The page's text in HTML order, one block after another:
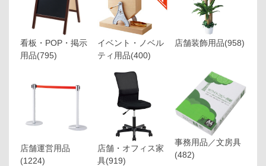
看板・POP・掲示
用品(795)
イベント・ノベル
ティ用品(400)
店舗装飾用品(958)
店舗運営用品
(1224)
店舗・オフィス家
具(919)
事務用品／文房具
(482)